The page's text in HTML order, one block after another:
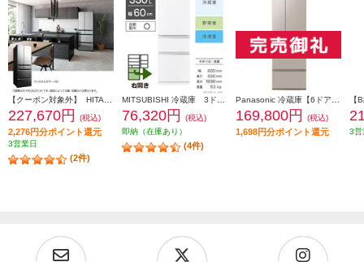
227,670円 (税込)
2,276円分ポイント還元
3営業日
(2件)
76,320円
(税込)
即納（在庫あり）
(4件)
169,800円 (税込)
1,698円分ポイント還元 3営